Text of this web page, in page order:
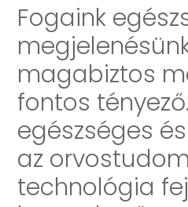
Fogaink
magabiztos
fontos
egészséges
az
technológia